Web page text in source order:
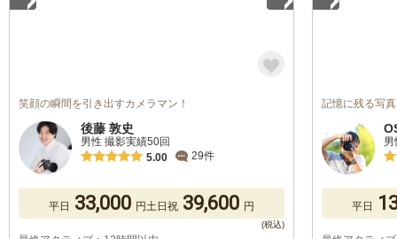
笑顔の瞬間を引き出すカメラマン！
後藤 敦史
男性 撮影実績50回
5.00
29件
平日 33,000 円土日祝 39,600 円
記憶に残る写
平日